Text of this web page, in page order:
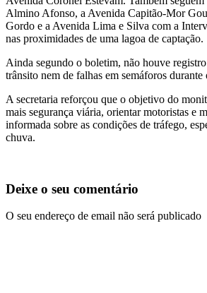
Almino Afonso, a Avenida Capitão-Mor
Gordo e a Avenida Lima e Silva com a
nas proximidades de uma lagoa de captação.
Ainda segundo o boletim, não houve
trânsito nem de falhas em semáforos
A secretaria reforçou que o objetivo do
mais segurança viária, orientar motoristas e
informada sobre as condições de tráfego,
chuva.
Deixe o seu comentário
O seu endereço de email não será publicado